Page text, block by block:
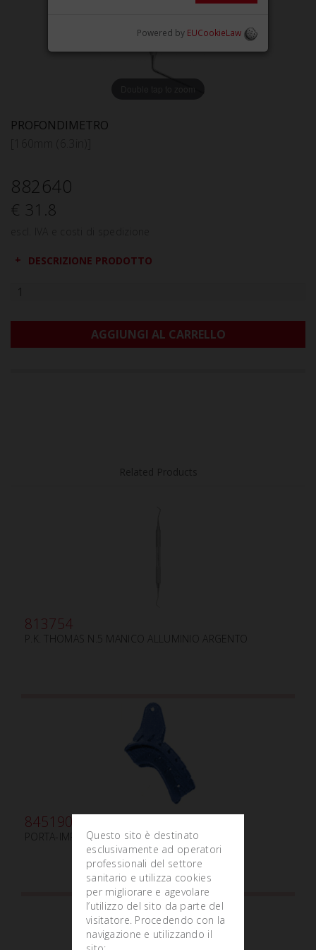
Double tap to zoom
PROFONDIMETRO
882640
€ 31.8
DESCRIZIONE PRODOTTO
AGGIUNGI AL CARRELLO
813754
P.K. THOMAS N.5 MANICO ALLUMINIO ARGENTO
845190
PORTA-IMPRONTE MONOUSO SL1 - XS
Questo sito è destinato
esclusivamente ad operatori
professionali del settore
sanitario e utilizza cookies
per migliorare e agevolare
l’utilizzo del sito da parte del
visitatore. Procedendo con la
navigazione e utilizzando il
Powered by EUCookieLaw